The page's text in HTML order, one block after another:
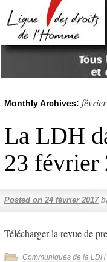
Monthly Archives:
La LDH
23 février
Posted on 24 février 2017
Télécharger la revue de
Communiqués de la LDH